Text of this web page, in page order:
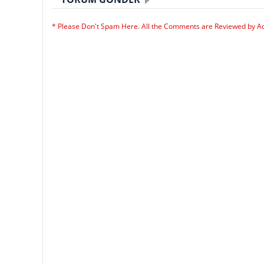
* Please Don't Spam Here. All the Comments are Reviewed by